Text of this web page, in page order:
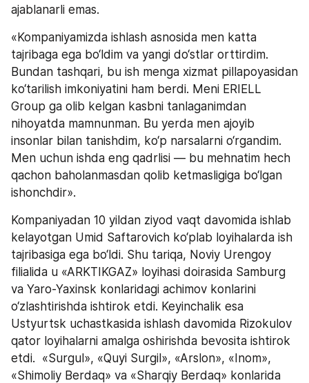
ajablanarli emas.
«Kompaniyamizda ishlash asnosida men katta
tajribaga ega bo‘ldim va yangi do‘stlar orttirdim.
Bundan tashqari, bu ish menga xizmat pillapoyasidan
ko‘tarilish imkoniyatini ham berdi. Meni ERIELL
Group ga olib kelgan kasbni tanlaganimdan
nihoyatda mamnunman. Bu yerda men ajoyib
insonlar bilan tanishdim, ko‘p narsalarni o‘rgandim.
Men uchun ishda eng qadrlisi — bu mehnatim hech
qachon baholanmasdan qolib ketmasligiga bo‘lgan
ishonchdir».
Kompaniyadan 10 yildan ziyod vaqt davomida ishlab
kelayotgan Umid Saftarovich ko‘plab loyihalarda ish
tajribasiga ega bo‘ldi. Shu tariqa, Noviy Urengoy
filialida u «ARKTIKGAZ» loyihasi doirasida Samburg
va Yaro-Yaxinsk konlaridagi achimov konlarini
o‘zlashtirishda ishtirok etdi. Keyinchalik esa
Ustyurtsk uchastkasida ishlash davomida Rizokulov
qator loyihalarni amalga oshirishda bevosita ishtirok
etdi.  «Surgul», «Quyi Surgil», «Arslon», «Inom»,
«Shimoliy Berdaq» va «Sharqiy Berdaq» konlarida